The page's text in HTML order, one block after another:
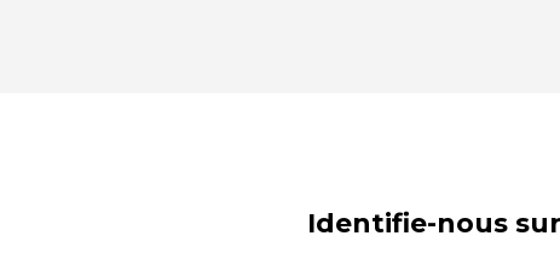
Identifie-nous